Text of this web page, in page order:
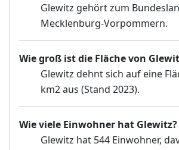
Glewitz gehört zum
Mecklenburg-Vorpommern.
Wie groß ist die Fläche von
Glewitz dehnt sich auf eine
km2 aus (Stand 2023).
Wie viele Einwohner hat Glewitz?
Glewitz hat 544 Einwohner,